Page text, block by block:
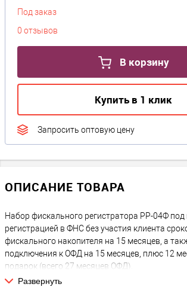
Под заказ
0 отзывов
В корзину
Купить в 1 клик
Запросить оптовую цену
ОПИСАНИЕ ТОВАРА
Набор фискального регистратора РР-04Ф под
регистрацией в ФНС без участия клиента
фискального накопителя на 15 месяцев, а
подключения к ОФД на 15 месяцев, плюс 12
подарок (всего 27 месяцев ОФД).
Развернуть